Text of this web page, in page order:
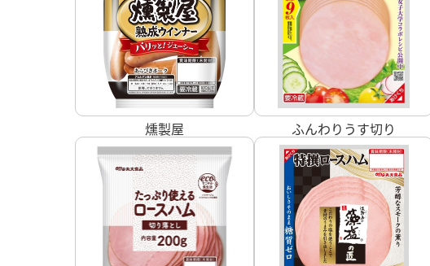
燻製屋 ふんわりうす切り